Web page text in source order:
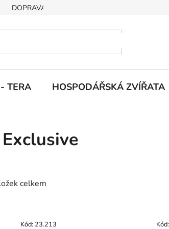
DOPRAVA A PLATBY
TERA HOSPODÁŘSKÁ ZVÍŘATA
celkem
Kód: 23.213 Kód: